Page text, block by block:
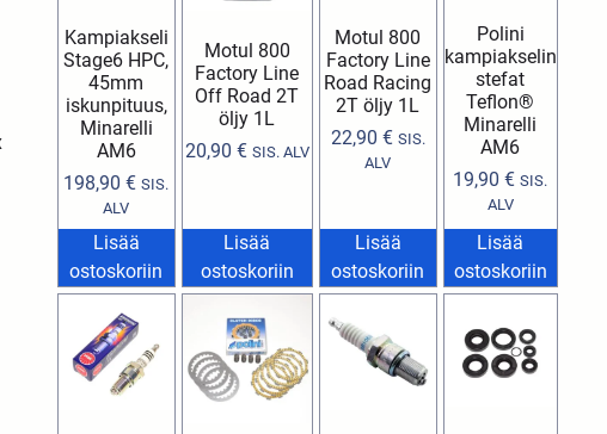
Kampiakseli
Stage6 HPC,
45mm
iskunpituus,
Minarelli
AM6
198,90€ SIS.
ALV
Lisää
ostoskoriin
Motul 800
Factory Line
Off Road 2T
öljy 1L
20,90 € SIS. ALV
Lisää
ostoskoriin
Motul 800
Factory Line
Road Racing
2T öljy 1L
22,90 € SIS.
ALV
Lisää
ostoskoriin
Polini
kampiakselin
stefat
Teflon®
Minarelli
AM6
19,90€ SIS.
ALV
Lisää
ostoskoriin